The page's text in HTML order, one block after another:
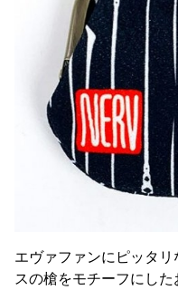
エヴァファンにピッタ
スの槍をモチーフにした